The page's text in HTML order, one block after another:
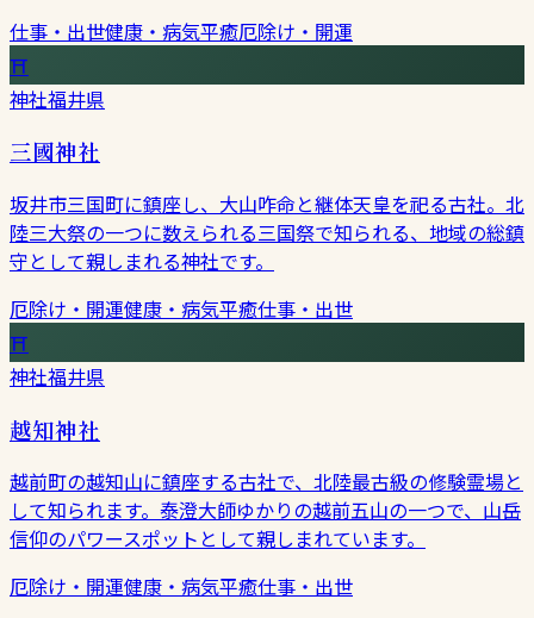
仕事・出世健康・病気平癒厄除け・開運
⛩
神社福井県
三國神社
坂井市三国町に鎮座し、大山咋命と継体天皇を祀る古社。北
陸三大祭の一つに数えられる三国祭で知られる、地域の総鎮
守として親しまれる神社です。
厄除け・開運健康・病気平癒仕事・出世
⛩
神社福井県
越知神社
越前町の越知山に鎮座する古社で、北陸最古級の修験霊場と
して知られます。泰澄大師ゆかりの越前五山の一つで、山岳
信仰のパワースポットとして親しまれています。
厄除け・開運健康・病気平癒仕事・出世